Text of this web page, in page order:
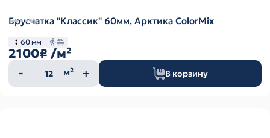
Брусчатка "Классик" 60мм, Арктика ColorMix
60 мм
2100₽ /м²
Количество
товара
м² В корзину